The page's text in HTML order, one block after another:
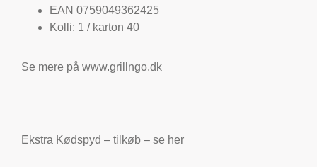
EAN 0759049362425
Kolli: 1 / karton 40
Se mere på www.grillngo.dk
Ekstra Kødspyd – tilkøb – se her